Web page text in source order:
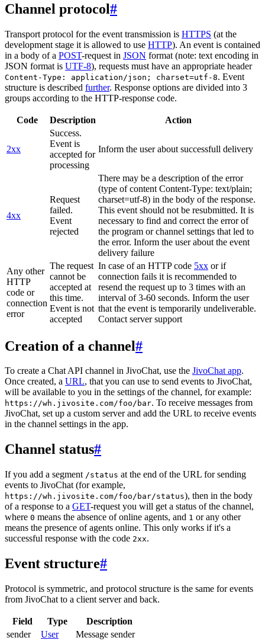
Channel protocol#
Transport protocol for the event transmission is HTTPS (at the
development stage it is allowed to use HTTP). An event is contained
in a body of a POST-request in JSON format (note: text encoding in
JSON format is UTF-8), requests must have an appropriate header
Content-Type: application/json; charset=utf-8. Event
structure is described further. Response options are divided into 3
groups according to the HTTP-response code.
Code Description Action
2xx
Success.
Event is
accepted for
processing
Inform the user about successfull delivery
4xx
Request
failed.
Event
rejected
There may be a description of the error
(type of content Content-Type: text/plain;
charset=utf-8) in the body of the response.
This event should not be resubmitted. It is
necessary to find and correct the error of
the program or channel settings that led to
the error. Inform the user about the event
delivery failure
Any other
HTTP
code or
connection
error
The request
cannot be
accepted at
this time.
Event is not
accepted
In case of an HTTP code 5xx or if
connection fails it is recommended to
resend the request up to 3 times with an
interval of 3-60 seconds. Inform the user
that the event is temporarily undeliverable.
Contact server support
Creation of a channel#
To create a Chat API channel in JivoChat, use the JivoChat app.
Once created, a URL, that you can use to send events to JivoChat,
will be available to you in the settings of the channel, for example:
https://wh.jivosite.com/foo/bar. To receive messages from
JivoChat, set up a custom server and add the URL to receive events
in the channel settings in the app.
Channel status#
If you add a segment /status at the end of the URL for sending
events to JivoChat (for example,
https://wh.jivosite.com/foo/bar/status), then in the body
of a response to a GET-request you will get a status of the channel,
where 0 means the absence of online agents, and 1 or any other
means the presence of agents online. This only works if it's a
successful response with the code 2xx.
Event structure#
Protocol is symmetric, and protocol structure is the same for events
from JivoChat to a client server and back.
Field Type
Description
sender
User
Message sender